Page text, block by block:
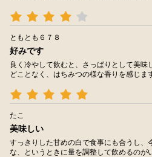
ともとも６７８
好みです
良く冷やして飲むと、さっぱりとして美味
どことなく、はちみつの様な香りを感じま
たこ
美味しい
すっきりした甘めの白で食事にも合うし、
な、というときに量を調整して飲めるのが